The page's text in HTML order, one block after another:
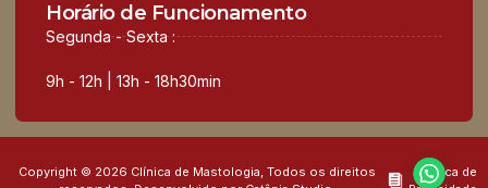
Horário de Funcionamento
Segunda - Sexta :
9h - 12h | 13h - 18h30min
Copyright © 2026 Clínica de Mastologia, Todos os direitos
Política de